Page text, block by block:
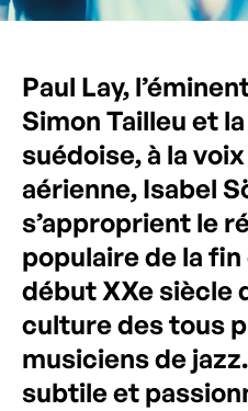
Paul Lay,
Simon Tailleu et
suédoise, à la
aérienne, Isabel
s’approprient le
populaire de la
début XXe siècle
culture des tous
musiciens de
subtile et